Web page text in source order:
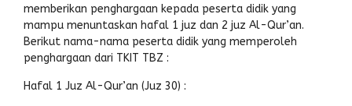
memberikan penghargaan kepada peserta didik yang
mampu menuntaskan hafal 1 juz dan 2 juz Al-Qur’an.
Berikut nama-nama peserta didik yang memperoleh
penghargaan dari TKIT TBZ :
Hafal 1 Juz Al-Qur’an (Juz 30) :